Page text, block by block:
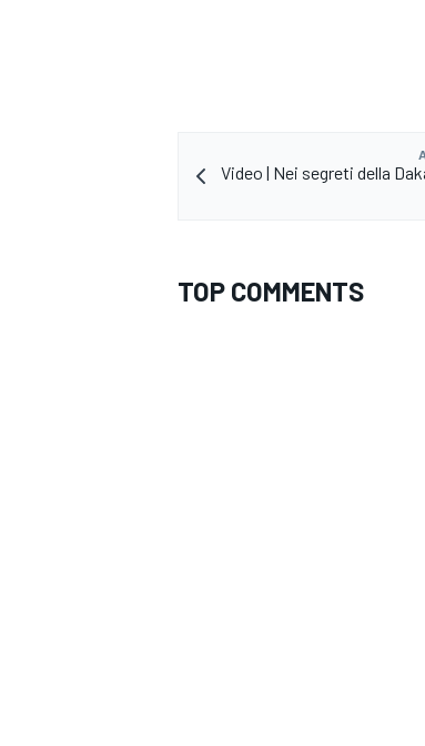
Video | Nei segreti della
TOP COMMENTS